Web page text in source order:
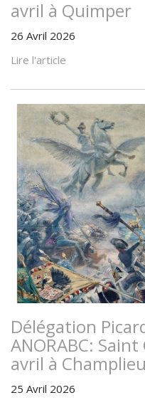
avril à Quimper
26 Avril 2026
Lire l'article
Délégation
ANORABC:
avril à Champlieu
25 Avril 2026